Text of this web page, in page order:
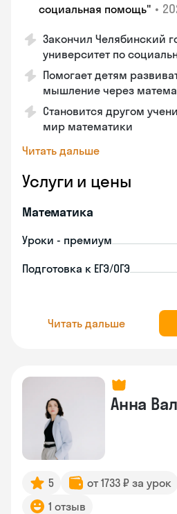
социальная помощь" •
Закончил Челябинский
университет по
Помогает детям
мышление через
Становится другом
мир математики
Читать дальше
Услуги и цены
Математика
Уроки - премиум
Подготовка к ЕГЭ/ОГЭ
Читать дальше
Анна
5 от 1733 ₽ за урок
1 отзыв